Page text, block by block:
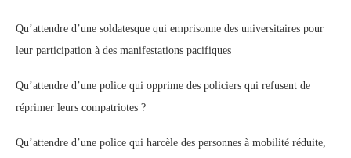
Qu’attendre d’une soldatesque qui emprisonne des universitaires pour
leur participation à des manifestations pacifiques
Qu’attendre d’une police qui opprime des policiers qui refusent de
réprimer leurs compatriotes ?
Qu’attendre d’une police qui harcèle des personnes à mobilité réduite,